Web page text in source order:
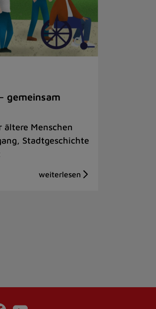
gemeinsam
ältere Menschen
Stadtgeschichte